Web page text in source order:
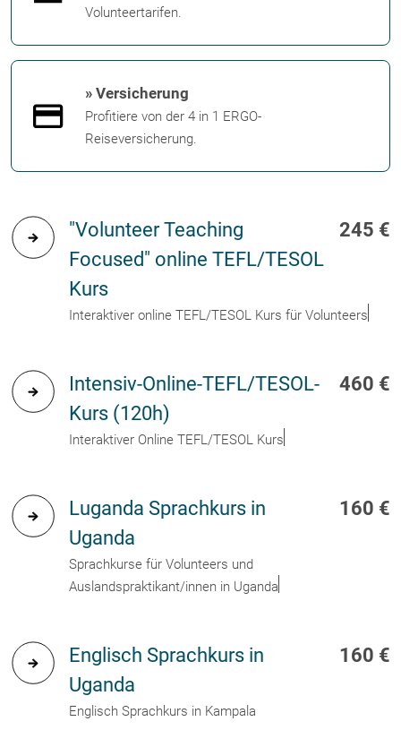
Volunteertarifen.
» Versicherung
Profitiere von der 4 in 1 ERGO-
Reiseversicherung.
"Volunteer Teaching
Focused" online TEFL/TESOL
Kurs
245 €
Interaktiver online TEFL/TESOL Kurs für Volunteers
Intensiv-Online-TEFL/TESOL-
Kurs (120h)
460 €
Interaktiver Online TEFL/TESOL Kurs
Luganda Sprachkurs in
Uganda
160 €
Sprachkurse für Volunteers und
Auslandspraktikant/innen in Uganda
Englisch Sprachkurs in
Uganda
160 €
Englisch Sprachkurs in Kampala